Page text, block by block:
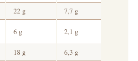
22 g 7,7 g
6 g 2,1 g
18 g 6,3 g